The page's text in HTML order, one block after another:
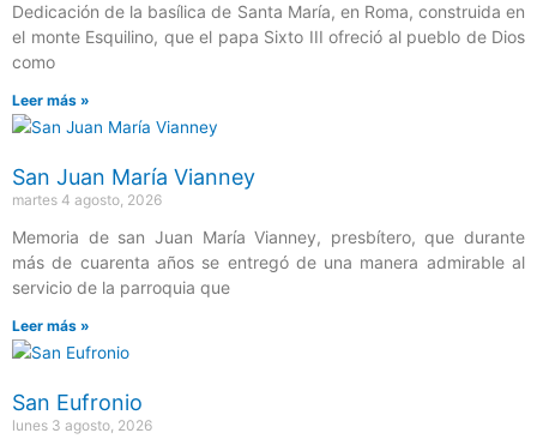
Dedicación de la basílica de Santa María, en Roma, construida en
el monte Esquilino, que el papa Sixto III ofreció al pueblo de Dios
como
Leer más »
San Juan María Vianney
martes 4 agosto, 2026
Memoria de san Juan María Vianney, presbítero, que durante
más de cuarenta años se entregó de una manera admirable al
servicio de la parroquia que
Leer más »
San Eufronio
lunes 3 agosto, 2026